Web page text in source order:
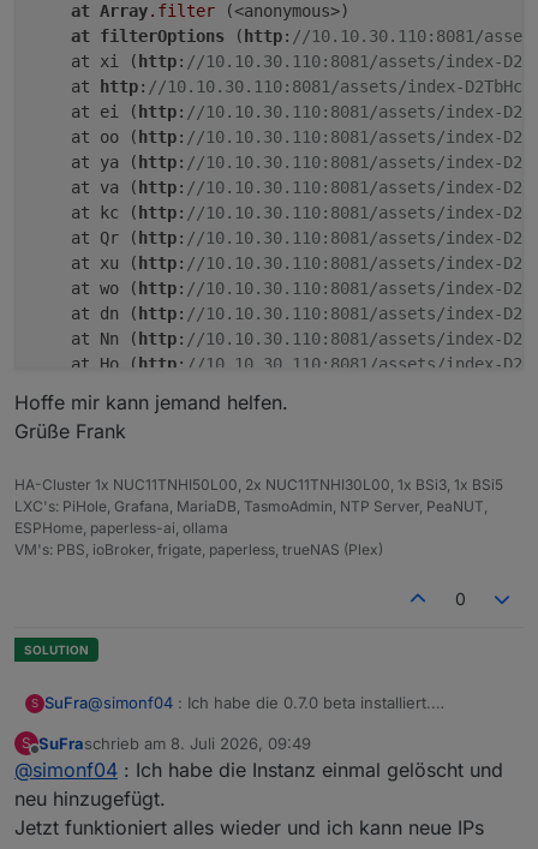
*** Users and Groups ***
User that called 'iob diag':
frank
HOME=/home/frank
GROUPS=frank adm cdrom floppy sudo audio dip
User that is running 'js-controller':
iobroker
HOME=/home/iobroker
GROUPS=iobroker tty dialout audio video plugdev
*** DISPLAY-SERVER SETUP ***
Display-Server:         Unknown
Display-Manager:        Not found
Session:
Boot Target:            multi-user.target
*** MEMORY ***
total        used        free
Mem:             12G        4.5G        7.4G
Swap:           4.0G          0B        4.0G
Active iob-Instances:   30
         4264 M used memory
         3929 M active memory
          617 M inactive memory
         7082 M free memory
          166 M buffer memory
          715 M swap cache
at Array.filter (<anonymous>)
at filterOptions ( http: //10.10.30.110:8081/
    at xi (
http: //10.10.30.110:8081/assets/index-
    at
http: //10.10.30.110:8081/assets/index-
    at ei (
http: //10.10.30.110:8081/assets/index-
    at oo (
http: //10.10.30.110:8081/assets/index-
    at ya (
http: //10.10.30.110:8081/assets/index-
    at va (
http: //10.10.30.110:8081/assets/index-
    at kc (
http: //10.10.30.110:8081/assets/index-
    at Qr (
http: //10.10.30.110:8081/assets/index-
    at xu (
http: //10.10.30.110:8081/assets/index-
    at wo (
http: //10.10.30.110:8081/assets/index-
    at dn (
http: //10.10.30.110:8081/assets/index-
    at Nn (
http: //10.10.30.110:8081/assets/index-
    at Ho (
http: //10.10.30.110:8081/assets/index-
    at Iu (
http://10.10.30.110:8081/assets/index-
    at uf (
Hoffe mir kann jemand helfen.
Grüße Frank
HA-Cluster 1x NUC11TNHI50L00, 2x NUC11TNHI30L00, 1x BSi3, 1x BSi5
LXC's: PiHole, Grafana, MariaDB, TasmoAdmin, NTP Server, PeaNUT,
ESPHome, paperless-ai, ollama
VM's: PBS, ioBroker, frigate, paperless, trueNAS (Plex)
0
S SuFra@simonf04 : Ich habe die 0.7.0 beta installiert.
Sowohl mit Edge als auch Brave Browser.
S
Offline
SuFraschrieb am 8. Juli 2026, 09:49
zuletzt editiert von
@simonf04 : Ich habe die Instanz einmal gelöscht und
neu hinzugefügt.
Jetzt funktioniert alles wieder und ich kann neue IPs